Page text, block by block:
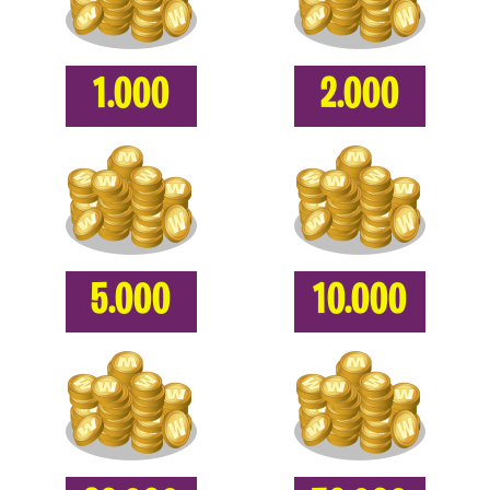
1.000 2.000
5.000 10.000